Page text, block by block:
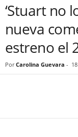
‘Stuart no
nueva
estreno el
Por Carolina Guevara -